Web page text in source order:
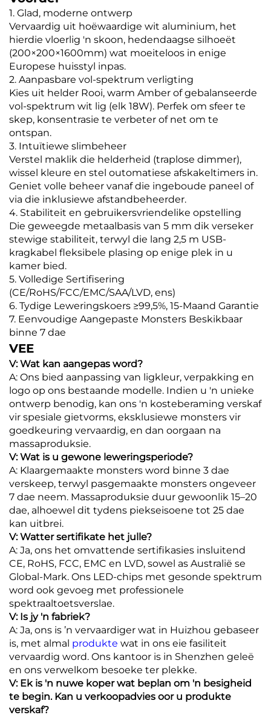
1. Glad, moderne ontwerp
Vervaardig uit hoëwaardige wit aluminium, het
hierdie vloerlig 'n skoon, hedendaagse silhoeët
(200×200×1600mm) wat moeiteloos in enige
Europese huisstyl inpas.
2. Aanpasbare vol-spektrum verligting
Kies uit helder Rooi, warm Amber of gebalanseerde
vol-spektrum wit lig (elk 18W). Perfek om sfeer te
skep, konsentrasie te verbeter of net om te
ontspan.
3. Intuïtiewe slimbeheer
Verstel maklik die helderheid (traplose dimmer),
wissel kleure en stel outomatiese afskakeltimers in.
Geniet volle beheer vanaf die ingeboude paneel of
via die inklusiewe afstandbeheerder.
4. Stabiliteit en gebruikersvriendelike opstelling
Die geweegde metaalbasis van 5 mm dik verseker
stewige stabiliteit, terwyl die lang 2,5 m USB-
kragkabel fleksibele plasing op enige plek in u
kamer bied.
5. Volledige Sertifisering
(CE/RoHS/FCC/EMC/SAA/LVD, ens)
6. Tydige Leweringskoers ≥99,5%, 15-Maand Garantie
7. Eenvoudige Aangepaste Monsters Beskikbaar
binne 7 dae
VEE
V: Wat kan aangepas word?
A: Ons bied aanpassing van ligkleur, verpakking en
logo op ons bestaande modelle. Indien u 'n unieke
ontwerp benodig, kan ons 'n kosteberaming verskaf
vir spesiale gietvorms, eksklusiewe monsters vir
goedkeuring vervaardig, en dan oorgaan na
massaproduksie.
V: Wat is u gewone leweringsperiode?
A: Klaargemaakte monsters word binne 3 dae
verskeep, terwyl pasgemaakte monsters ongeveer
7 dae neem. Massaproduksie duur gewoonlik 15–20
dae, alhoewel dit tydens piekseisoene tot 25 dae
kan uitbrei.
V: Watter sertifikate het julle?
A: Ja, ons het omvattende sertifikasies insluitend
CE, RoHS, FCC, EMC en LVD, sowel as Australië se
Global-Mark. Ons LED-chips met gesonde spektrum
word ook gevoeg met professionele
spektraaltoetsverslae.
V: Is jy 'n fabriek?
A: Ja, ons is ’n vervaardiger wat in Huizhou gebaseer
is, met almal produkte wat in ons eie fasiliteit
vervaardig word. Ons kantoor is in Shenzhen geleë
en ons verwelkom besoeke ter plekke.
V: Ek is 'n nuwe koper wat beplan om 'n besigheid
te begin. Kan u verkoopadvies oor u produkte
verskaf?